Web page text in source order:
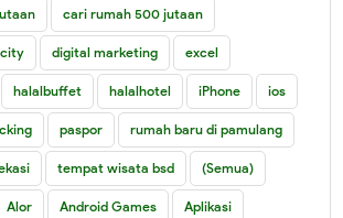
cari rumah 500 jutaan
digital marketing excel
halalbuffet halalhotel iPhone ios
paspor rumah baru di pamulang
tempat wisata bsd (Semua)
Alor Android Games Aplikasi